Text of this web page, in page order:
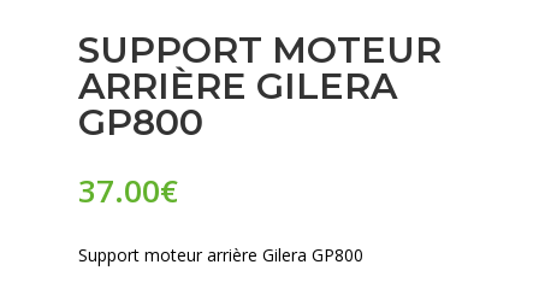
SUPPORT MOTEUR
ARRIÈRE GILERA
GP800
37.00€
Support moteur arrière Gilera GP800